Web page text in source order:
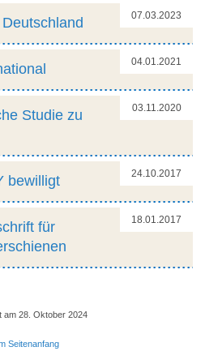
07.03.2023
04.01.2021
03.11.2020
Studie zu
24.10.2017
bewilligt
18.01.2017
für
am 28. Oktober 2024
Seitenanfang